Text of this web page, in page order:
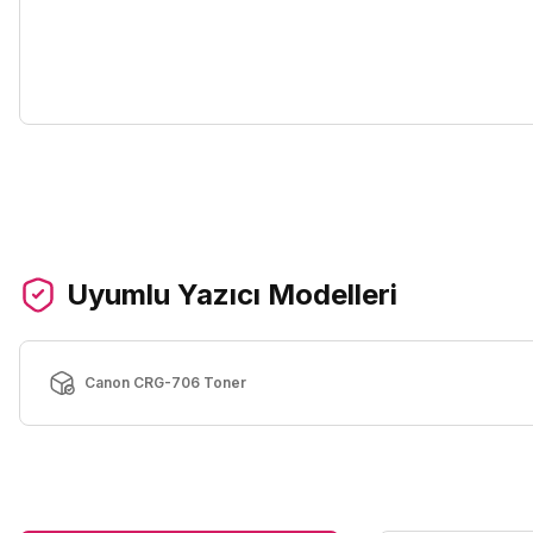
Uyumlu Yazıcı Modelleri
Canon CRG-706 Toner